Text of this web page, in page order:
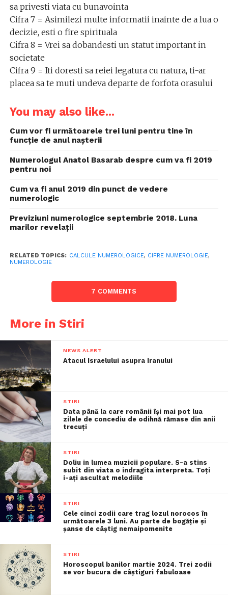
sa privesti viata cu bunavointa
Cifra 7 = Asimilezi multe informatii inainte de a lua o
decizie, esti o fire spirituala
Cifra 8 = Vrei sa dobandesti un statut important in
societate
Cifra 9 = Iti doresti sa reiei legatura cu natura, ti-ar
placea sa te muti undeva departe de forfota orasului
You may also like...
Cum vor fi următoarele trei luni pentru tine în
funcție de anul nașterii
Numerologul Anatol Basarab despre cum va fi 2019
pentru noi
Cum va fi anul 2019 din punct de vedere
numerologic
Previziuni numerologice septembrie 2018. Luna
marilor revelații
RELATED TOPICS: CALCULE NUMEROLOGICE, CIFRE NUMEROLOGIE,
NUMEROLOGIE
7 COMMENTS
More in Stiri
NEWS ALERT
Atacul Israelului asupra Iranului
STIRI
Data până la care românii îşi mai pot lua
zilele de concediu de odihnă rămase din anii
trecuţi
STIRI
Doliu in lumea muzicii populare. S-a stins
subit din viata o indragita interpreta. Toți
i-ați ascultat melodiile
STIRI
Cele cinci zodii care trag lozul norocos în
următoarele 3 luni. Au parte de bogăție și
șanse de câștig nemaipomenite
STIRI
Horoscopul banilor martie 2024. Trei zodii
se vor bucura de câștiguri fabuloase